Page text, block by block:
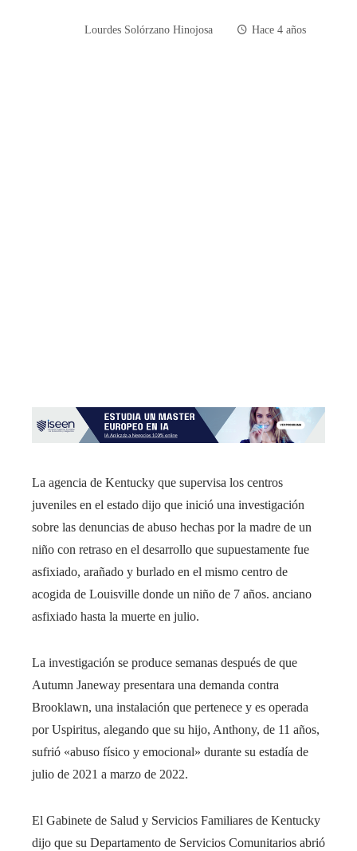
Lourdes Solórzano Hinojosa Hace 4 años
La agencia de Kentucky que supervisa los centros
juveniles en el estado dijo que inició una investigación
sobre las denuncias de abuso hechas por la madre de un
niño con retraso en el desarrollo que supuestamente fue
asfixiado, arañado y burlado en el mismo centro de
acogida de Louisville donde un niño de 7 años. anciano
asfixiado hasta la muerte en julio.
La investigación se produce semanas después de que
Autumn Janeway presentara una demanda contra
Brooklawn, una instalación que pertenece y es operada
por Uspiritus, alegando que su hijo, Anthony, de 11 años,
sufrió «abuso físico y emocional» durante su estadía de
julio de 2021 a marzo de 2022.
El Gabinete de Salud y Servicios Familiares de Kentucky
dijo que su Departamento de Servicios Comunitarios abrió